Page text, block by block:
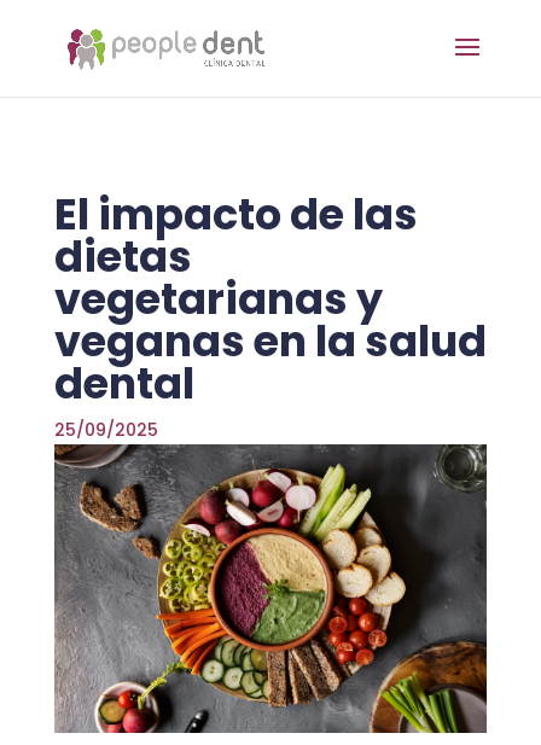
El impacto de las
dietas
vegetarianas y
veganas en la salud
dental
25/09/2025